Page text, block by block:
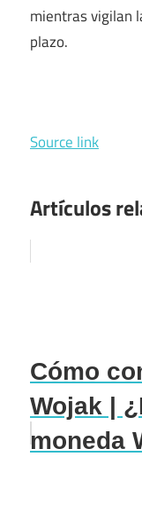
mientras vigilan
plazo.
Source link
Artículos
Cómo
Wojak |
moneda